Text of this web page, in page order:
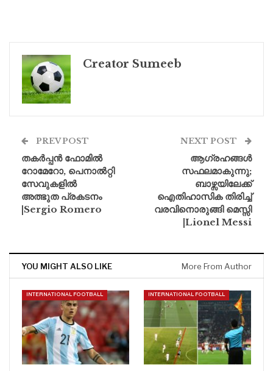
Creator Sumeeb
PREV POST
തകർപ്പൻ ഫോമിൽ
റോമേറോ, പെനാൽറ്റി
സേവുകളിൽ
അത്ഭുത പ്രകടനം
|Sergio Romero
NEXT POST
ആഗ്രഹങ്ങൾ
സഫലമാകുന്നു;
ബാഴ്സയിലേക്ക്
ഐതിഹാസിക തിരിച്ച്
വരവിനൊരുങ്ങി മെസ്സി
|Lionel Messi
YOU MIGHT ALSO LIKE More From Author
INTERNATIONAL FOOTBALL INTERNATIONAL FOOTBALL